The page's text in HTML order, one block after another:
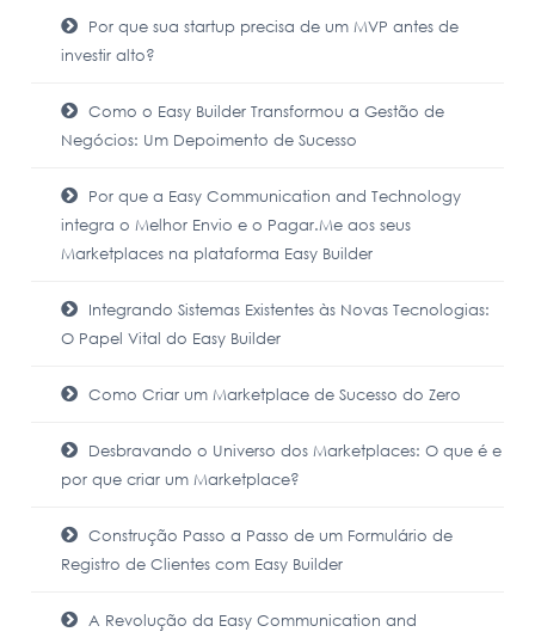
Por que sua startup precisa de um MVP antes de
investir alto?
Como o Easy Builder Transformou a Gestão de
Negócios: Um Depoimento de Sucesso
Por que a Easy Communication and Technology
integra o Melhor Envio e o Pagar.Me aos seus
Marketplaces na plataforma Easy Builder
Integrando Sistemas Existentes às Novas Tecnologias:
O Papel Vital do Easy Builder
Como Criar um Marketplace de Sucesso do Zero
Desbravando o Universo dos Marketplaces: O que é e
por que criar um Marketplace?
Construção Passo a Passo de um Formulário de
Registro de Clientes com Easy Builder
A Revolução da Easy Communication and